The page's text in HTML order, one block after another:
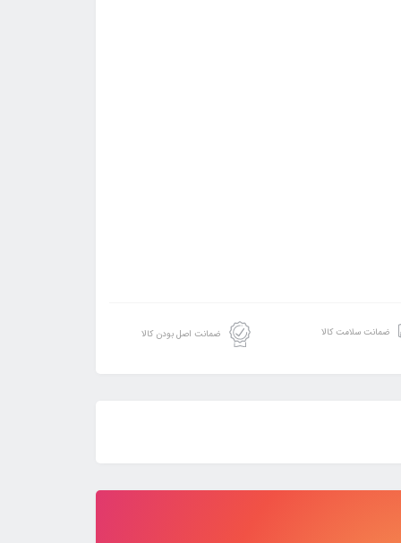
ضمانت سلامت کالا ضمانت اصل بودن کالا